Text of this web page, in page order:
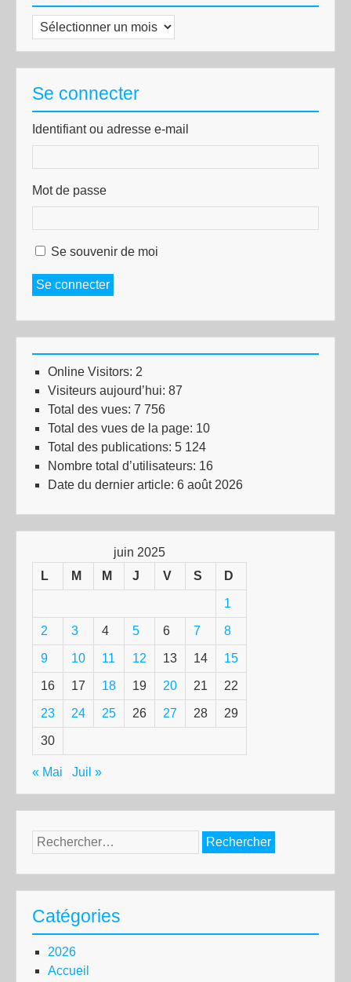
Archives
Se connecter
Identifiant ou adresse e-mail
Mot de passe
Se souvenir de moi
Se connecter
Online Visitors: 2
Visiteurs aujourd’hui: 87
Total des vues: 7 756
Total des vues de la page: 10
Total des publications: 5 124
Nombre total d’utilisateurs: 16
Date du dernier article: 6 août 2026
juin 2025
L
M M J V S D
1
2 3 4 5 6 7 8
9 10 11 12 13 14 15
16 17 18 19 20 21 22
23 24 25 26 27 28 29
30
« Mai Juil »
Rechercher :
Catégories
2026
Accueil